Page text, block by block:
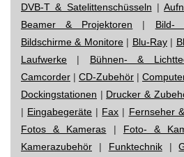
DVB-T & Satelittenschüsseln |
Beamer & Projektoren | Bild-
Bildschirme & Monitore| Blu-Ray|
Laufwerke | Bühnen- &
Camcorder | CD-Zubehör |
Dockingstationen | Drucker &
| Eingabegeräte | Fax | Fernseher
Fotos & Kameras | Foto- &
Kamerazubehör | Funktechnik|